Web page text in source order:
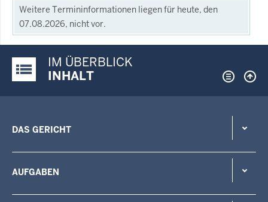
Weitere Termininformationen liegen für heute, den
07.08.2026, nicht vor.
Justiz-Portal im Überblick:
IM ÜBERBLICK
INHALT
DAS GERICHT
AUFGABEN